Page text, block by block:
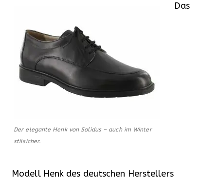
Der elegante Henk von Solidus – auch im Winter
stilsicher.
Das
Modell Henk des deutschen Herstellers